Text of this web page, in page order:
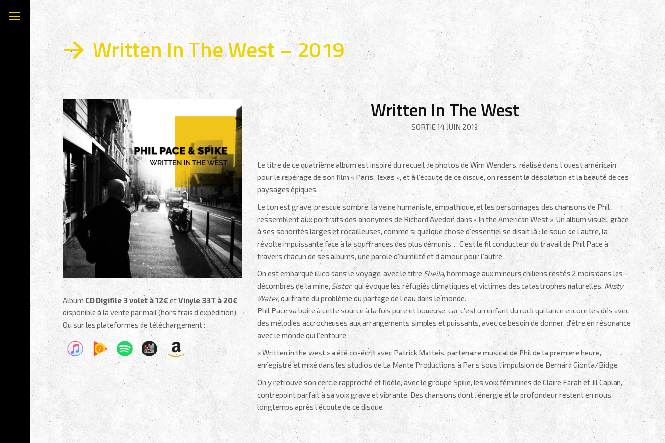
Written In The West – 2019
Album CD Digifile 3 volet à 12€ etVinyle 33T à 20€
disponible à la vente par mail(hors frais d’expédition).
Ou sur les plateformes de téléchargement :
Written In The West
SORTIE 14 JUIN 2019
Le titre de ce quatrième album est inspiré du recueil de photos de Wim Wenders, réalisé dans l’ouest américain
pour le repérage de son film « Paris, Texas », et à l’écoute de ce disque, on ressent la désolation et la beauté de ces
paysages épiques.
Le ton est grave, presque sombre, la veine humaniste, empathique, et les personnages des chansons de Phil
ressemblent aux portraits des anonymes de Richard Avedon dans « In the American West ». Un album visuel, grâce
à ses sonorités larges et rocailleuses, comme si quelque chose d’essentiel se disait là : le souci de l’autre, la
révolte impuissante face à la souffrances des plus démunis… C’est le fil conducteur du travail de Phil Pace à
travers chacun de ses albums, une parole d’humilité et d’amour pour l’autre.
On est embarqué illico dans le voyage, avec le titreSheila, hommage aux mineurs chiliens restés 2 mois dans les
décombres de la mine,Sister, qui évoque les réfugiés climatiques et victimes des catastrophes naturelles, Misty
Water,qui traite du problème du partage de l’eau dans le monde.
Phil Pace va boire à cette source à la fois pure et boueuse, car c’est un enfant du rock qui lance encore les dés avec
des mélodies accrocheuses aux arrangements simples et puissants, avec ce besoin de donner, d’être en résonance
avec le monde qui l’entoure.
« Written in the west » a été co-écrit avec Patrick Matteis, partenaire musical de Phil de la première heure,
enregistré et mixé dans les studios de La Mante Productions à Paris sous l’impulsion de Bernard Gionta/Bidge.
On y retrouve son cercle rapproché et fidèle, avec le groupe Spike, les voix féminines de Claire Farah et Jil Caplan,
contrepoint parfait à sa voix grave et vibrante. Des chansons dont l’énergie et la profondeur restent en nous
longtemps après l’écoute de ce disque.